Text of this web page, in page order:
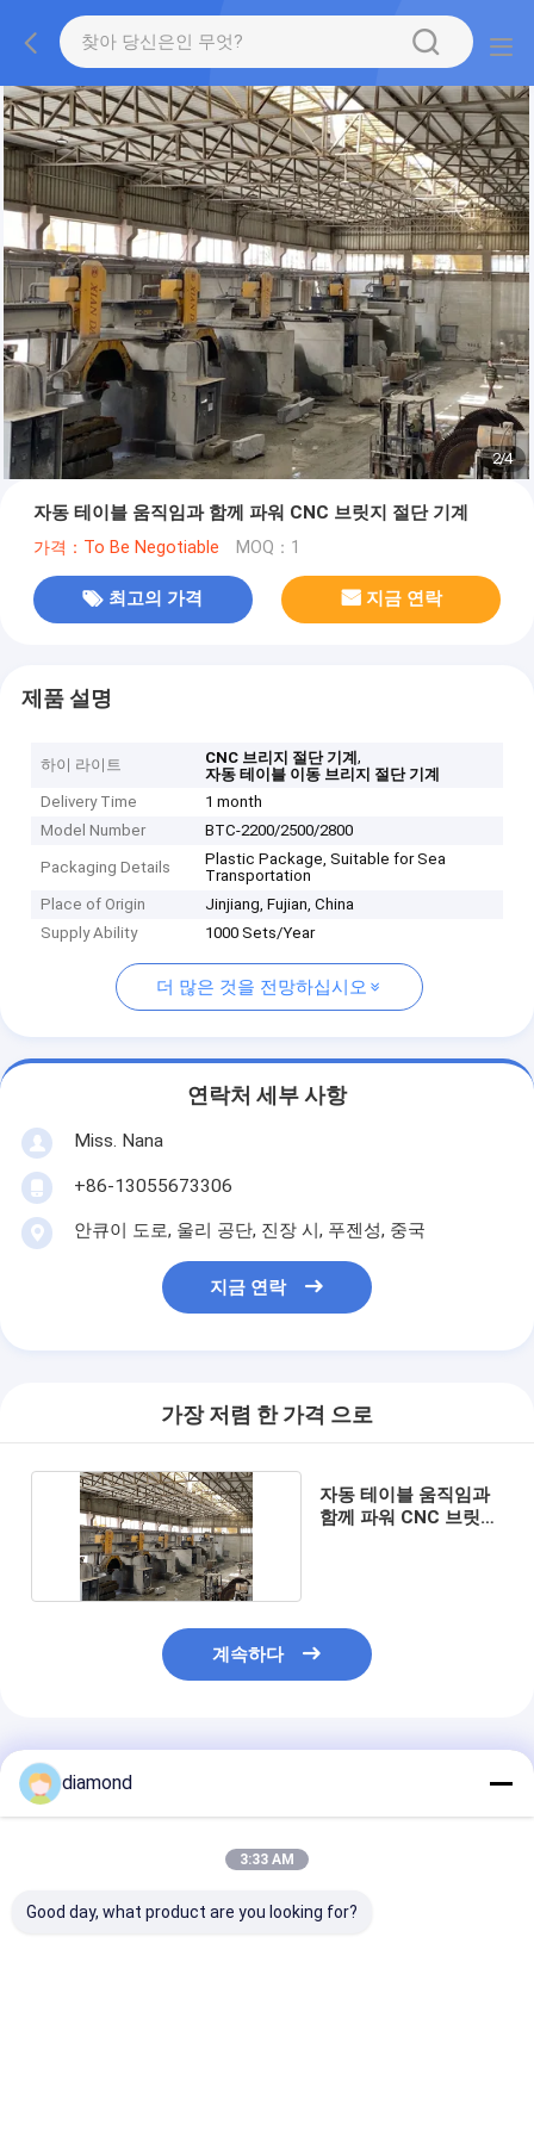
2/4
자동 테이블 움직임과 함께 파워 CNC 브릿지 절단 기계
가격：To Be Negotiable MOQ：1
최고의 가격 지금 연락
제품 설명
하이 라이트 CNC 브리지 절단 기계,
자동 테이블 이동 브리지 절단 기계
Delivery Time
1 month
Model Number
BTC-2200/2500/2800
Packaging Details
Plastic Package, Suitable for Sea
Transportation
Place of Origin
Jinjiang, Fujian, China
Supply Ability
1000 Sets/Year
더 많은 것을 전망하십시오
연락처 세부 사항
Miss. Nana
+86-13055673306
안큐이 도로, 울리 공단, 진장 시, 푸젠성, 중국
지금 연락
가장 저렴 한 가격 으로
자동 테이블 움직임과
함께 파워 CNC 브릿지
계속하다
추천된 제품
diamond
3:33 AM
Good day, what product are you looking for?